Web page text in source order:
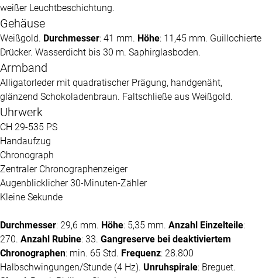
weißer Leuchtbeschichtung.
Gehäuse
Weißgold. Durchmesser: 41 mm. Höhe: 11,45 mm. Guillochierte
Drücker. Wasserdicht bis 30 m. Saphirglasboden.
Armband
Alligatorleder mit quadratischer Prägung, handgenäht,
glänzend Schokoladenbraun. Faltschließe aus Weißgold.
Uhrwerk
CH 29-535 PS
Handaufzug
Chronograph
Zentraler Chronographenzeiger
Augenblicklicher 30-Minuten-Zähler
Kleine Sekunde
Durchmesser: 29,6 mm. Höhe: 5,35 mm. Anzahl Einzelteile:
270. Anzahl Rubine: 33. Gangreserve bei deaktiviertem
Chronographen: min. 65 Std. Frequenz: 28.800
Halbschwingungen/Stunde (4 Hz). Unruhspirale: Breguet.